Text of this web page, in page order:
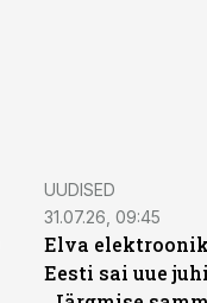
UUDISED
31.07.26, 09:45
Elva
Eesti sai uue